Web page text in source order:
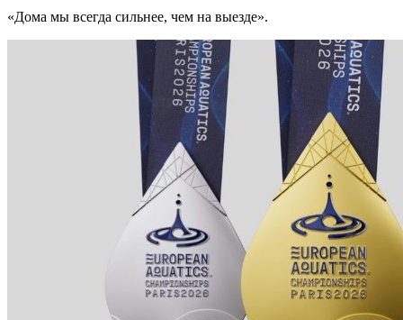
«Дома мы всегда сильнее, чем на выезде».